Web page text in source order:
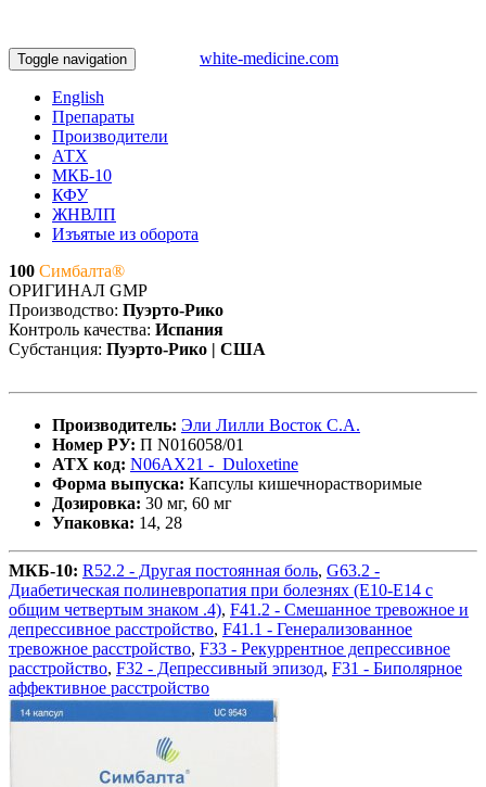
Toggle navigation white-medicine.com
English
Препараты
Производители
АТХ
МКБ-10
КФУ
ЖНВЛП
Изъятые из оборота
100 Симбалта®
ОРИГИНАЛ GMP
Производство: Пуэрто-Рико
Контроль качества: Испания
Субстанция: Пуэрто-Рико | США
Производитель: Эли Лилли Восток С.А.
Номер РУ: П N016058/01
АТХ код: N06AX21 - Duloxetine
Форма выпуска: Капсулы кишечнорастворимые
Дозировка: 30 мг, 60 мг
Упаковка: 14, 28
МКБ-10: R52.2 - Другая постоянная боль, G63.2 -
Диабетическая полиневропатия при болезнях (Е10-Е14 с
общим четвертым знаком .4), F41.2 - Смешанное тревожное и
депрессивное расстройство, F41.1 - Генерализованное
тревожное расстройство, F33 - Рекуррентное депрессивное
расстройство, F32 - Депрессивный эпизод, F31 - Биполярное
аффективное расстройство